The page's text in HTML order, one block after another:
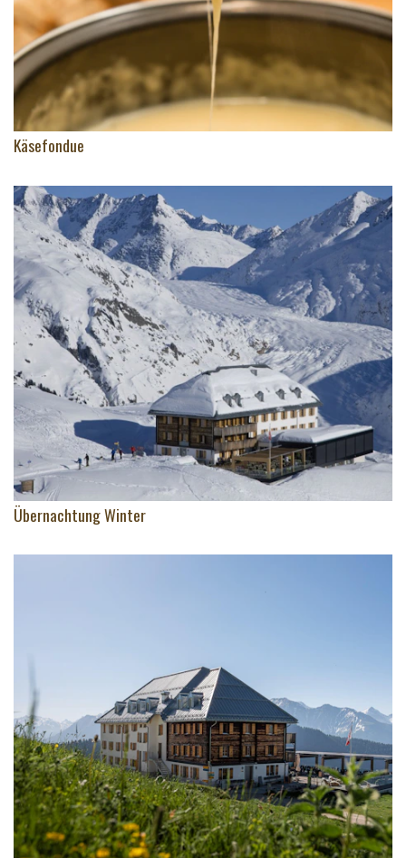
Käsefondue
Übernachtung Winter